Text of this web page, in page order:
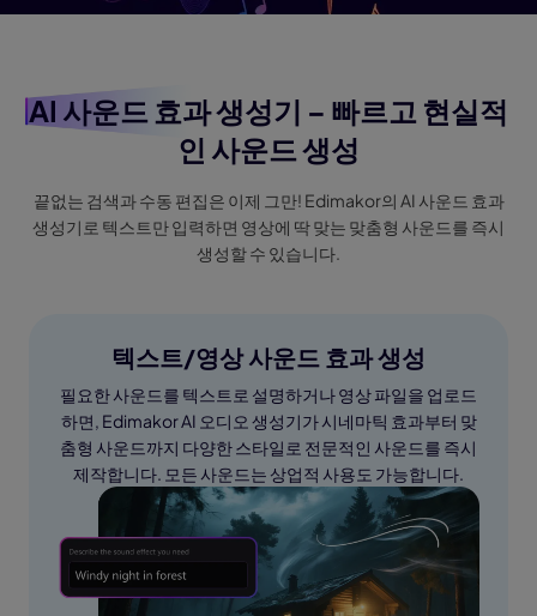
AI 사운드 효과 생성기 – 빠르고 현실적
인 사운드 생성
끝없는 검색과 수동 편집은 이제 그만! Edimakor의 AI 사운드 효과
생성기로 텍스트만 입력하면 영상에 딱 맞는 맞춤형 사운드를 즉시
생성할 수 있습니다.
텍스트/영상 사운드 효과 생성
필요한 사운드를 텍스트로 설명하거나 영상 파일을 업로드
하면, Edimakor AI 오디오 생성기가 시네마틱 효과부터 맞
춤형 사운드까지 다양한 스타일로 전문적인 사운드를 즉시
제작합니다. 모든 사운드는 상업적 사용도 가능합니다.